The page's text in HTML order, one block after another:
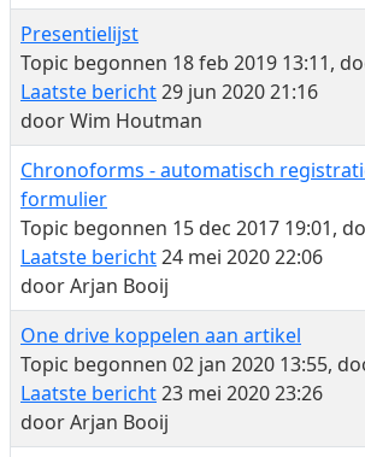
Presentielijst
Topic begonnen 18 feb 2019 13:11,
Laatste bericht29 jun 2020 21:16
doorWim Houtman
Chronoforms - automatisch
formulier
Topic begonnen 15 dec 2017 19:01,
Laatste bericht24 mei 2020 22:06
doorArjan Booij
One drive koppelen aan artikel
Topic begonnen 02 jan 2020 13:55,
Laatste bericht23 mei 2020 23:26
doorArjan Booij